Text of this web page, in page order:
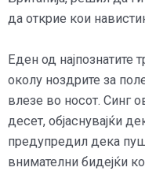
да открие кои
Еден од најпознатите
околу ноздрите за
влезе во носот. Синг
десет, објаснувајќи
предупредил дека
внимателни бидејќи